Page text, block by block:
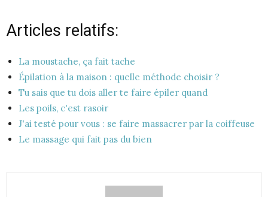
Articles relatifs:
La moustache, ça fait tache
Épilation à la maison : quelle méthode choisir ?
Tu sais que tu dois aller te faire épiler quand
Les poils, c'est rasoir
J'ai testé pour vous : se faire massacrer par la coiffeuse
Le massage qui fait pas du bien